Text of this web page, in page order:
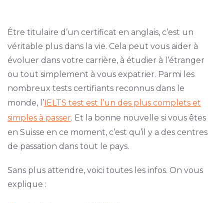
Être titulaire d’un certificat en anglais, c’est un
véritable plus dans la vie. Cela peut vous aider à
évoluer dans votre carrière, à étudier à l’étranger
ou tout simplement à vous expatrier. Parmi les
nombreux tests certifiants reconnus dans le
monde, l’IELTS test est l’un des plus complets et
simples à passer. Et la bonne nouvelle si vous êtes
en Suisse en ce moment, c’est qu’il y a des centres
de passation dans tout le pays.
Sans plus attendre, voici toutes les infos. On vous
explique :